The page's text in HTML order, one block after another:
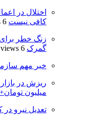
اختلال در
کافی نیست 6 views
زنگ خطر برای
گمرک 6 views
خبر مهم
میلیون
تعدیل نیرو